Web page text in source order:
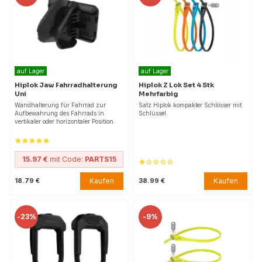
auf Lager
Hiplok Jaw Fahrradhalterung
Uni
Wandhalterung für Fahrrad zur
Aufbewahrung des Fahrrads in
vertikaler oder horizontaler Position.
15.97 € mit Code: PARTS15
18.79 € Kaufen
auf Lager
Hiplok Z Lok Set 4 Stk
Mehrfarbig
Satz Hiplok kompakter Schlösser mit
Schlüssel.
38.99 € Kaufen
-23% -9%